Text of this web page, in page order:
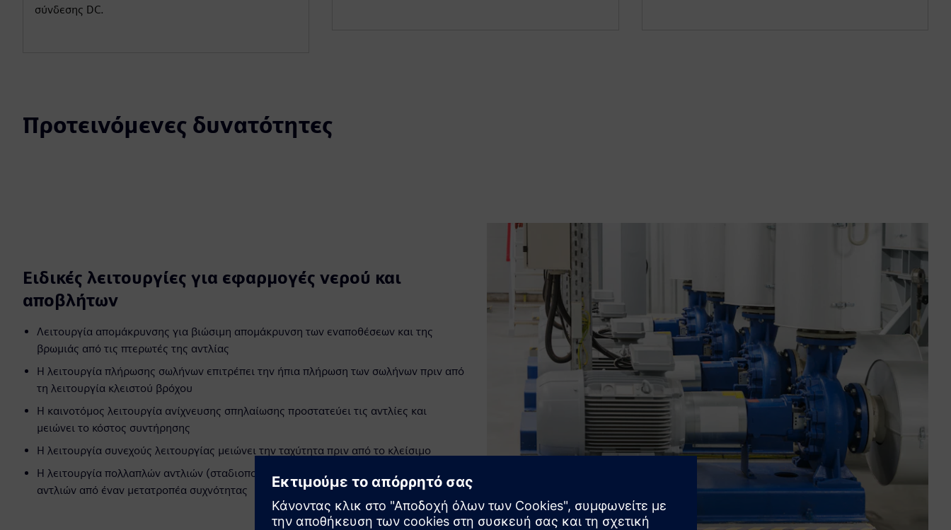
σύνδεσης DC.
Προτεινόμενες δυνατότητες
Ειδικές λειτουργίες για εφαρμογές νερού και
αποβλήτων
Λειτουργία απομάκρυνσης για βιώσιμη απομάκρυνση των εναποθέσεων και της
βρωμιάς από τις πτερωτές της αντλίας
Η λειτουργία πλήρωσης σωλήνων επιτρέπει την ήπια πλήρωση των σωλήνων πριν από
τη λειτουργία κλειστού βρόχου
Η καινοτόμος λειτουργία ανίχνευσης σπηλαίωσης προστατεύει τις αντλίες και
μειώνει το κόστος συντήρησης
Η λειτουργία συνεχούς λειτουργίας μειώνει την ταχύτητα πριν από το κλείσιμο
Η λειτουργία πολλαπλών αντλιών (σταδιοποίηση) επιτρέπει τον έλεγχο πολλών
αντλιών από έναν μετατροπέα συχνότητας